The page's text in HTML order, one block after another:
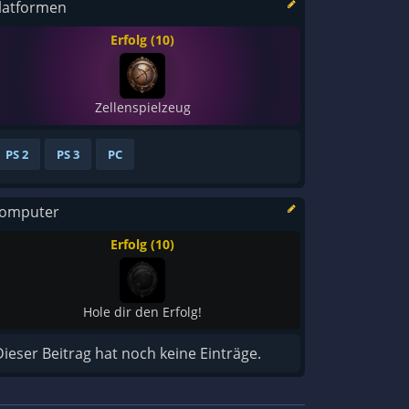
Erfolg (10)
Zellenspielzeug
PS 2 PS 3 PC
Erfolg (10)
Hole dir den Erfolg!
Beitrag hat noch keine Einträge.